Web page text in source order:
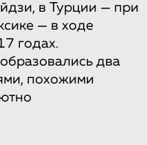
в Турции — при
— в ходе
годах.
два
похожими